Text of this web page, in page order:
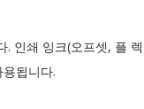
인쇄 잉크(오프셋, 플
됩니다.